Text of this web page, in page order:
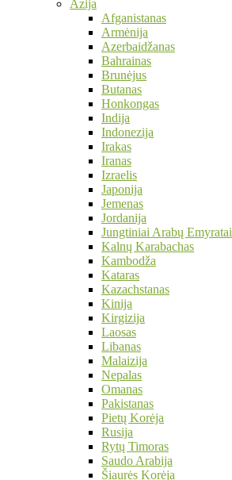
Azija
Afganistanas
Armėnija
Azerbaidžanas
Bahrainas
Brunėjus
Butanas
Honkongas
Indija
Indonezija
Irakas
Iranas
Izraelis
Japonija
Jemenas
Jordanija
Jungtiniai Arabų Emyratai
Kalnų Karabachas
Kambodža
Kataras
Kazachstanas
Kinija
Kirgizija
Laosas
Libanas
Malaizija
Nepalas
Omanas
Pakistanas
Pietų Korėja
Rusija
Rytų Timoras
Saudo Arabija
Šiaurės Korėja